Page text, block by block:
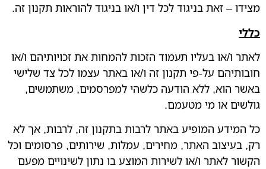
מצידו – זאת בניגוד לכל דין ו/או בניגוד להוראות תקנון זה.
כללי
לאתר ו/או בעליו תעמוד הזכות להמחות את זכויותיהם ו/או
חובותיהם על-פי תקנון זה ו/או באתר עצמו לכל צד שלישי
באשר הוא, ללא הודעה כלשהי למפרסמים, משתמשים,
גולשים או מי מטעמם.
כל המידע המופיע באתר לרבות בתקנון זה, לרבות, אך לא
רק, בעיצוב האתר, מחירים, עמלות, שירותים, פרסומים וכל
הקשור לאתר ו/או לשירות המוצע בו נתון לשינויים מפעם